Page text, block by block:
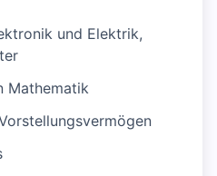
und Elektrik,
Mathematik